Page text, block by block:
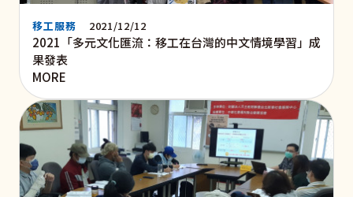
移工服務 2021/12/12
2021「多元文化匯流：移工在台灣的中文情境學習」成
果發表
MORE